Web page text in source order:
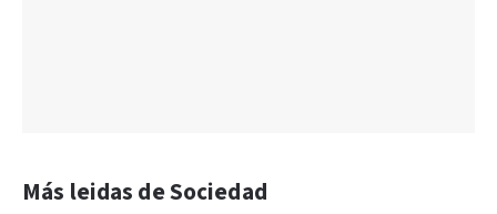
Más leidas de Sociedad